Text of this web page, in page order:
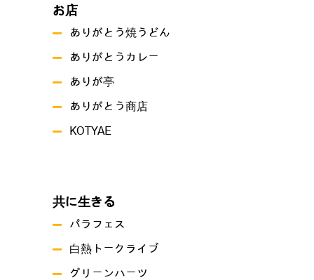
お店
ありがとう焼うどん
ありがとうカレー
ありが亭
ありがとう商店
KOTYAE
共に生きる
パラフェス
白熱トークライブ
グリーンハーツ